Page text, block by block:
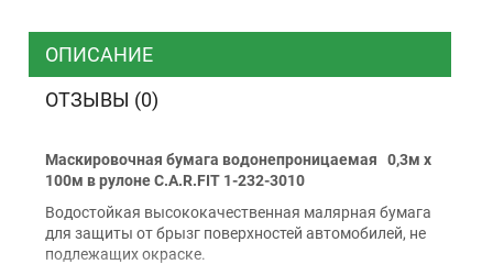
ТК ”УкрПочта”
Наличными
Оплата картой Visa, Mastercard - LiqPay
Приватбанк
ОПИСАНИЕ
ОТЗЫВЫ (0)
Маскировочная бумага водонепроницаемая 0,3м х
100м в рулоне C.A.R.FIT 1-232-3010
Водостойкая высококачественная малярная бумага
для защиты от брызг поверхностей автомобилей, не
подлежащих окраске.